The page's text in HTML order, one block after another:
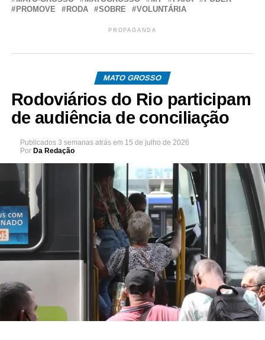
PROMOVE
RODA SOBRE VOLUNTÁRIA
PROPAGANDA
MATO GROSSO
Rodoviários do Rio participam
de audiência de conciliação
Publicados 3 semanas atrás em 15 de julho de 2026
Por Da Redação